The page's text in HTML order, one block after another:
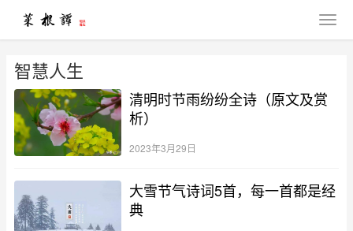
智慧人生
清明时节雨纷纷全诗（原文及赏
析）
2023年3月29日
大雪节气诗词5首，每一首都是经
典